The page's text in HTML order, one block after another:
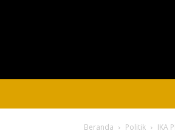
Beranda Politik IKA